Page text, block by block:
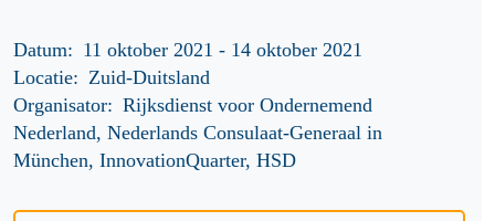
Datum: 11 oktober 2021 - 14 oktober 2021
Locatie: Zuid-Duitsland
Organisator: Rijksdienst voor Ondernemend
Nederland, Nederlands Consulaat-Generaal in
München, InnovationQuarter, HSD